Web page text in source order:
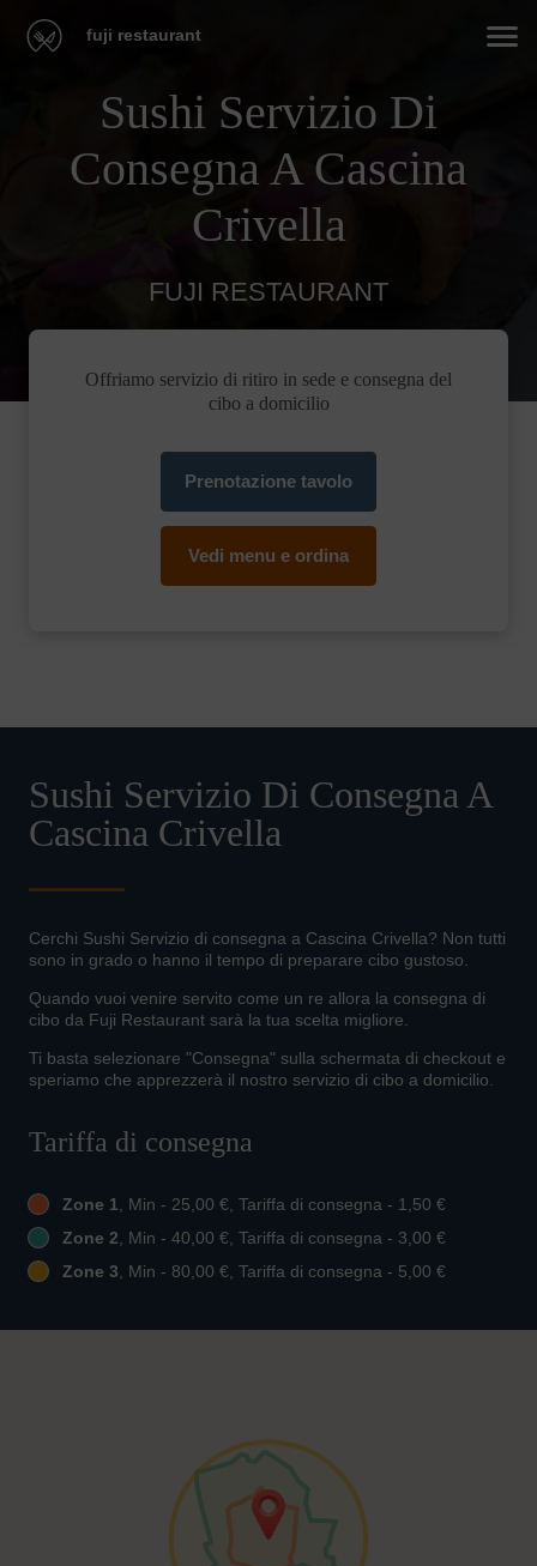
fuji restaurant
Sushi Servizio Di
Consegna A Cascina
Crivella
FUJI RESTAURANT
Offriamo servizio di ritiro in sede e consegna del
cibo a domicilio
Prenotazione tavolo
Vedi menu e ordina
Sushi Servizio Di Consegna A
Cascina Crivella
Cerchi Sushi Servizio di consegna a Cascina Crivella? Non tutti
sono in grado o hanno il tempo di preparare cibo gustoso.
Quando vuoi venire servito come un re allora la consegna di
cibo da Fuji Restaurant sarà la tua scelta migliore.
Ti basta selezionare "Consegna" sulla schermata di checkout e
speriamo che apprezzerà il nostro servizio di cibo a domicilio.
Tariffa di consegna
Zone 1, Min - 25,00 €, Tariffa di consegna - 1,50 €
Zone 2, Min - 40,00 €, Tariffa di consegna - 3,00 €
Zone 3, Min - 80,00 €, Tariffa di consegna - 5,00 €